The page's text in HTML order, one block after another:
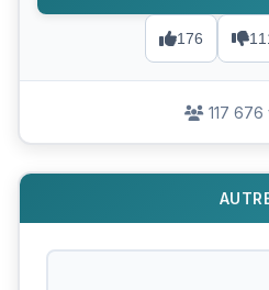
176
117